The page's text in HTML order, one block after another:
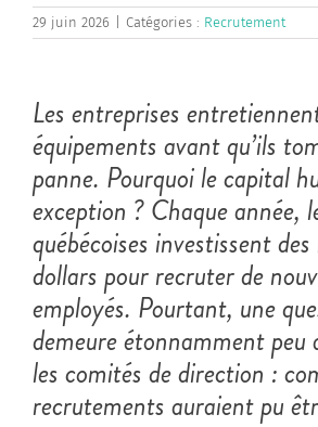
29 juin 2026 Catégories : Recrutement
Les entreprises
équipements avant qu’ils
panne. Pourquoi le capital
exception ? Chaque année,
québécoises investissent
dollars pour recruter de
employés. Pourtant, une
demeure étonnamment peu
les comités de direction :
recrutements auraient pu